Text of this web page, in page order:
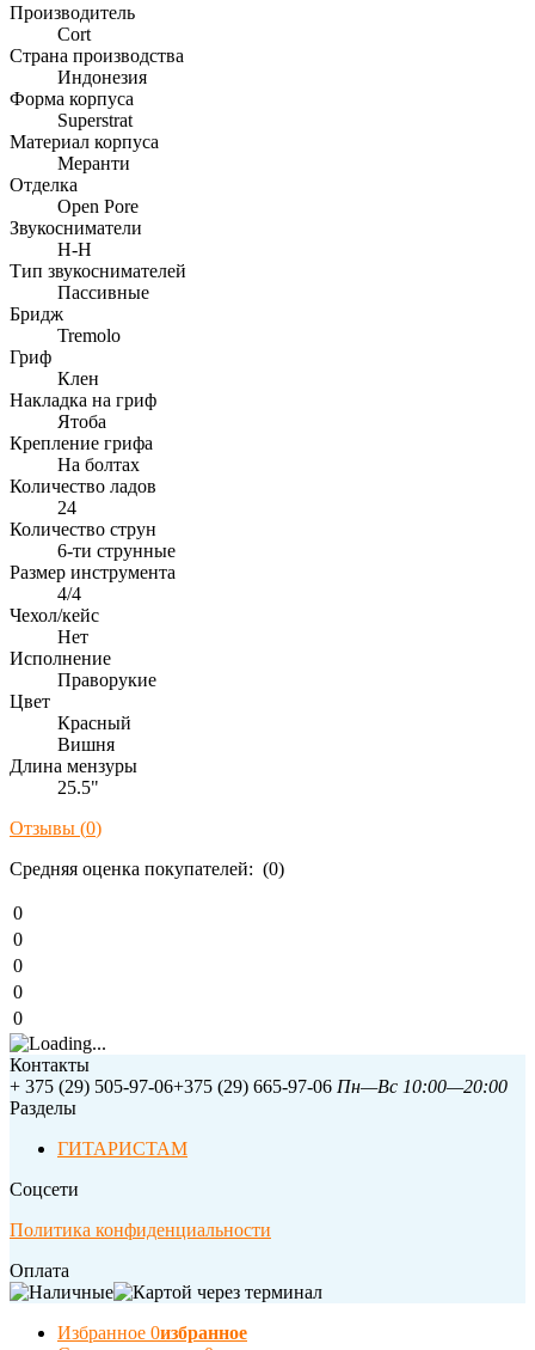
Производитель
Cort
Страна производства
Индонезия
Форма корпуса
Superstrat
Материал корпуса
Меранти
Отделка
Open Pore
Звукосниматели
H-H
Тип звукоснимателей
Пассивные
Бридж
Tremolo
Гриф
Клен
Накладка на гриф
Ятоба
Крепление грифа
На болтах
Количество ладов
24
Количество струн
6-ти струнные
Размер инструмента
4/4
Чехол/кейс
Нет
Исполнение
Праворукие
Цвет
Красный
Вишня
Длина мензуры
25.5"
Отзывы (0)
Средняя оценка покупателей: (0)
0
0
0
0
0
Контакты
+ 375 (29) 505-97-06+375 (29) 665-97-06 Пн—Вс 10:00—20:00
Разделы
ГИТАРИСТАМ
Соцсети
Политика конфиденциальности
Оплата
Избранное 0избранное